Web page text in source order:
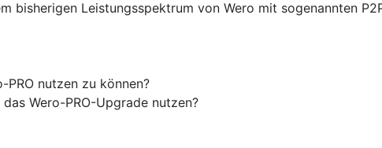
bisherigen Leistungsspektrum von Wero mit sogenannten
PRO nutzen zu können?
Wero-PRO-Upgrade nutzen?